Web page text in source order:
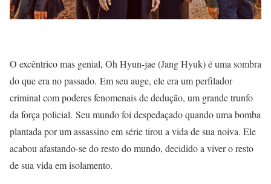
O excêntrico mas genial, Oh Hyun-jae (Jang Hyuk) é uma sombra
do que era no passado. Em seu auge, ele era um perfilador
criminal com poderes fenomenais de dedução, um grande trunfo
da força policial. Seu mundo foi despedaçado quando uma bomba
plantada por um assassino em série tirou a vida de sua noiva. Ele
acabou afastando-se do resto do mundo, decidido a viver o resto
de sua vida em isolamento.